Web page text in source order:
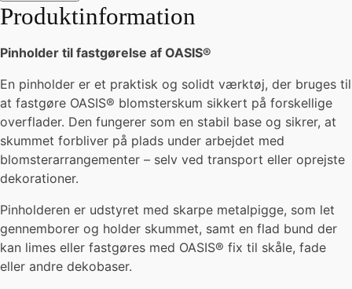
antal
Produktinformation
Pinholder til fastgørelse af OASIS®
En pinholder er et praktisk og solidt værktøj, der bruges til
at fastgøre OASIS® blomsterskum sikkert på forskellige
overflader. Den fungerer som en stabil base og sikrer, at
skummet forbliver på plads under arbejdet med
blomsterarrangementer – selv ved transport eller oprejste
dekorationer.
Pinholderen er udstyret med skarpe metalpigge, som let
gennemborer og holder skummet, samt en flad bund der
kan limes eller fastgøres med OASIS® fix til skåle, fade
eller andre dekobaser.